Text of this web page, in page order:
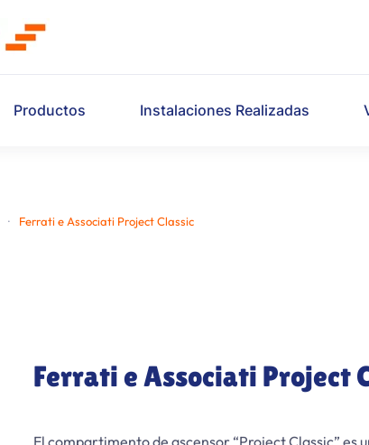
Productos Instalaciones Realizadas
Ferrati e Associati Project Classic
Ferrati e Associati Project
El compartimento de ascensor “Project Classic” es